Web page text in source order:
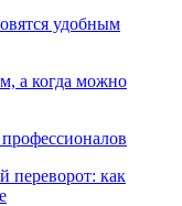
удобным
а когда можно
переворот: как